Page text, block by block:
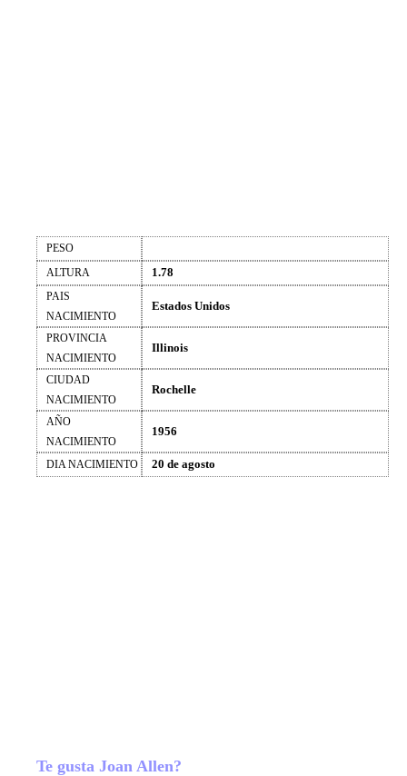
PESO
ALTURA
1.78
PAIS
NACIMIENTO
Estados Unidos
PROVINCIA
NACIMIENTO
Illinois
CIUDAD
NACIMIENTO
Rochelle
AÑO
NACIMIENTO
1956
DIA NACIMIENTO 20 de agosto
Te gusta Joan Allen?